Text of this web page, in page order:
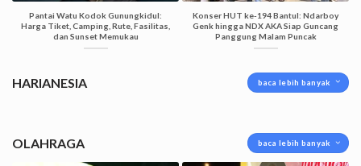
Pantai Watu Kodok Gunungkidul:
Harga Tiket, Camping, Rute, Fasilitas,
dan Sunset Memukau
Konser HUT ke-194 Bantul: Ndarboy
Genk hingga NDX AKA Siap Guncang
Panggung Malam Puncak
HARIANESIA baca lebih banyak
OLAHRAGA baca lebih banyak